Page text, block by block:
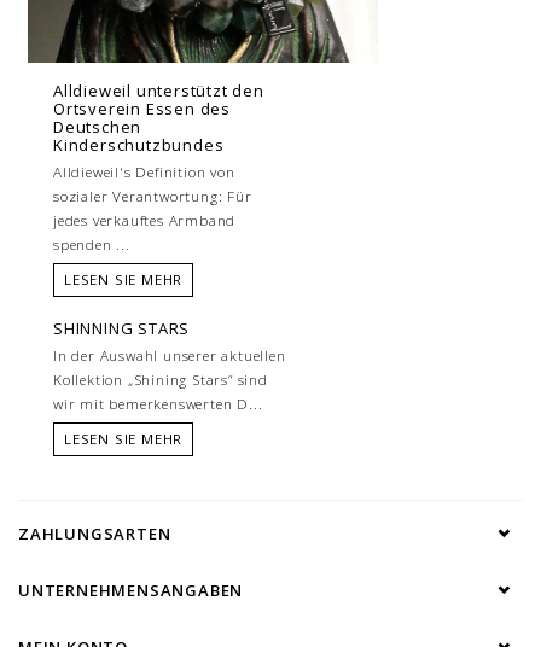
Alldieweil unterstützt den
Ortsverein Essen des
Deutschen
Kinderschutzbundes
Alldieweil's Definition von
sozialer Verantwortung: Für
jedes verkauftes Armband
spenden ...
LESEN SIE MEHR
SHINNING STARS
In der Auswahl unserer aktuellen
Kollektion „Shining Stars“ sind
wir mit bemerkenswerten D...
LESEN SIE MEHR
ZAHLUNGSARTEN
UNTERNEHMENSANGABEN